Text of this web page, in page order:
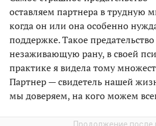
оставляем партнера в трудную
когда он или она особенно
поддержке. Такое предательство
незаживающую рану, в своей
практике я видела тому
Партнер — свидетель нашей
мы доверяем, на кого можем